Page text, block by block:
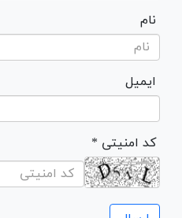
نام
ایمیل
* کد امنیتی